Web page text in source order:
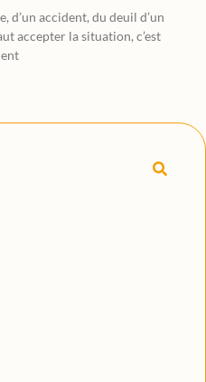
d’un accident, du deuil d’un
accepter la situation, c’est